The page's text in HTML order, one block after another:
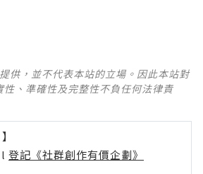
供，並不代表本站的立場。因此本站對
、準確性及完整性不負任何法律責
登記《社群創作有價企劃》